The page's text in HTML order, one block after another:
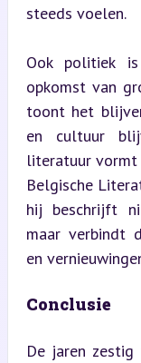
steeds voelen.
Ook politiek
opkomst van
toont het
en cultuur
literatuur vormt
Belgische
hij beschrijft
maar verbindt
en
Conclusie
De jaren